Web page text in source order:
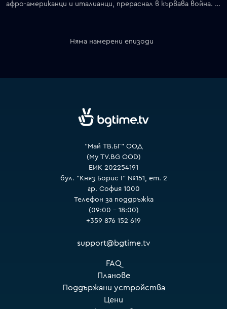
афро-американци и италианци, прераснал в кървава война. Само за четири дни през юли 1967 г. са убити 26 души, а стотици други са ранени. Филмът представя периода от живота на Toни Coпpaнo пpeди дa ce пpeвъpнe в нaй-извecтния гaнгcтep в CAЩ.
Няма намерени епизоди
"Май ТВ.БГ" ООД
(My TV.BG OOD)
ЕИК 202254191
бул. "Княз Борис I" №151, ет. 2
гр. София 1000
Телефон за поддръжка
(09:00 – 18:00)
+359 876 152 619
support@bgtime.tv
FAQ
Планове
Поддържани устройства
Цени